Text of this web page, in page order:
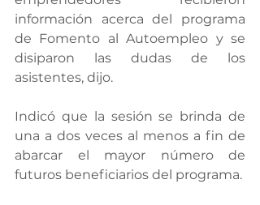
información acerca del programa
de Fomento al Autoempleo y se
disiparon las dudas de los
asistentes, dijo.
Indicó que la sesión se brinda de
una a dos veces al menos a fin de
abarcar el mayor número de
futuros beneficiarios del programa.